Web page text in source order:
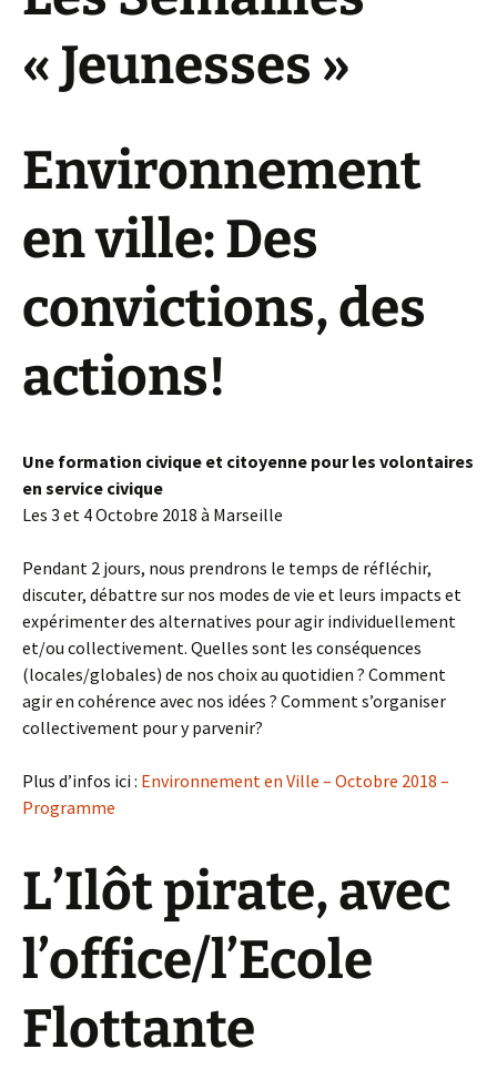
« Jeunesses »
Environnement
en ville: Des
convictions, des
actions!
Une formation civique et citoyenne pour les volontaires
en service civique
Les 3 et 4 Octobre 2018 à Marseille
Pendant 2 jours, nous prendrons le temps de réfléchir,
discuter, débattre sur nos modes de vie et leurs impacts et
expérimenter des alternatives pour agir individuellement
et/ou collectivement. Quelles sont les conséquences
(locales/globales) de nos choix au quotidien ? Comment
agir en cohérence avec nos idées ? Comment s’organiser
collectivement pour y parvenir?
Plus d’infos ici : Environnement en Ville – Octobre 2018 –
Programme
L’Ilôt pirate, avec
l’office/l’Ecole
Flottante